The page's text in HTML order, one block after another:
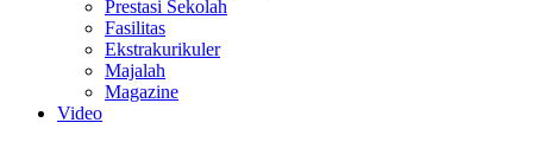
Prestasi Sekolah
Fasilitas
Ekstrakurikuler
Majalah
Magazine
Video